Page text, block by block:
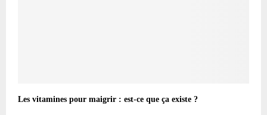
Les vitamines pour maigrir : est-ce que ça existe ?